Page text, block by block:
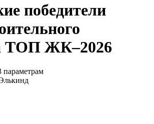
победители
ТОП ЖК–2026